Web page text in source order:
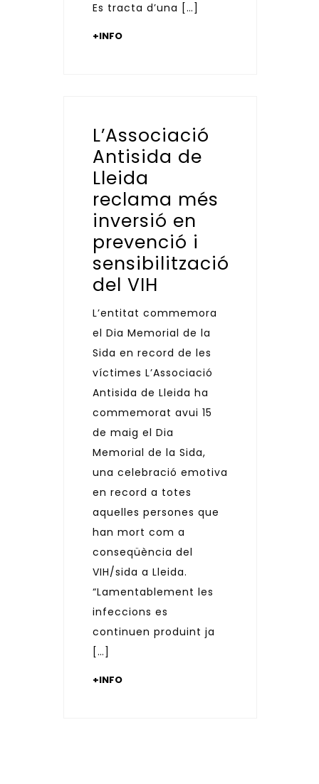
Es tracta d’una […]
+INFO
L’Associació
Antisida de
Lleida
reclama més
inversió en
prevenció i
sensibilització
del VIH
L’entitat commemora
el Dia Memorial de la
Sida en record de les
víctimes L’Associació
Antisida de Lleida ha
commemorat avui 15
de maig el Dia
Memorial de la Sida,
una celebració emotiva
en record a totes
aquelles persones que
han mort com a
conseqüència del
VIH/sida a Lleida.
“Lamentablement les
infeccions es
continuen produint ja
[…]
+INFO